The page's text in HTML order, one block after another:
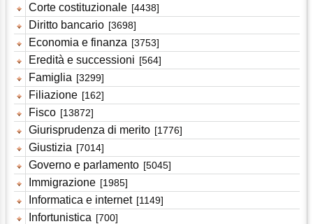
Corte costituzionale [4438]
Diritto bancario [3698]
Economia e finanza [3753]
Eredità e successioni [564]
Famiglia [3299]
Filiazione [162]
Fisco [13872]
Giurisprudenza di merito [1776]
Giustizia [7014]
Governo e parlamento [5045]
Immigrazione [1985]
Informatica e internet [1149]
Infortunistica [700]